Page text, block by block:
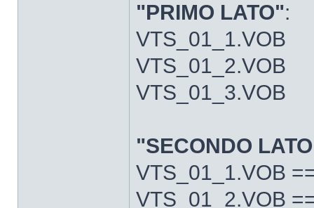
"PRIMO LATO":
VTS_01_1.VOB
VTS_01_2.VOB
VTS_01_3.VOB
"SECONDO
VTS_01_1.VOB
VTS_01_2.VOB